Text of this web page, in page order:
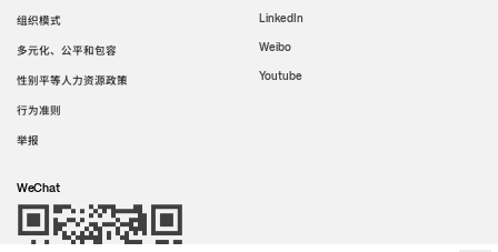
组织模式
多元化、公平和包容
性别平等人力资源政策
行为准则
举报
LinkedIn
Weibo
Youtube
WeChat